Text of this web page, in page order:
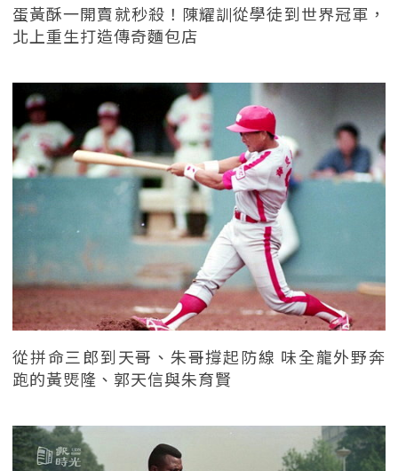
蛋黃酥一開賣就秒殺！陳耀訓從學徒到世界冠軍，
北上重生打造傳奇麵包店
從拼命三郎到天哥、朱哥撐起防線 味全龍外野奔
跑的黃煚隆、郭天信與朱育賢